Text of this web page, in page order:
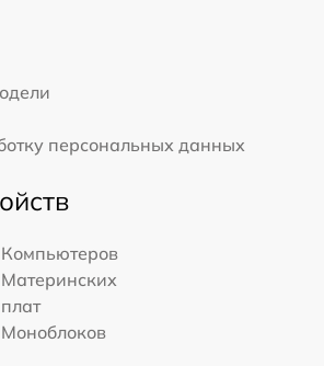
персональных данных
Компьютеров
Материнских
плат
Моноблоков